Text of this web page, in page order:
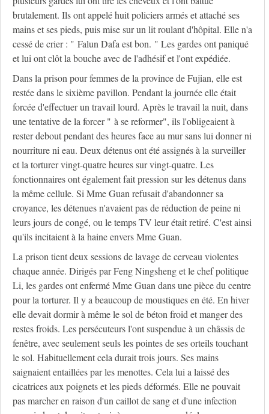
brutalement. Ils ont appelé huit policiers armés et attaché ses
mains et ses pieds, puis mise sur un lit roulant d'hôpital. Elle n'a
cessé de crier : " Falun Dafa est bon. " Les gardes ont paniqué
et lui ont clôt la bouche avec de l'adhésif et l'ont expédiée.
Dans la prison pour femmes de la province de Fujian, elle est
restée dans le sixième pavillon. Pendant la journée elle était
forcée d'effectuer un travail lourd. Après le travail la nuit, dans
une tentative de la forcer " à se reformer", ils l'obligeaient à
rester debout pendant des heures face au mur sans lui donner ni
nourriture ni eau. Deux détenus ont été assignés à la surveiller
et la torturer vingt-quatre heures sur vingt-quatre. Les
fonctionnaires ont également fait pression sur les détenus dans
la même cellule. Si Mme Guan refusait d'abandonner sa
croyance, les détenues n'avaient pas de réduction de peine ni
leurs jours de congé, ou le temps TV leur était retiré. C'est ainsi
qu'ils incitaient à la haine envers Mme Guan.
La prison tient deux sessions de lavage de cerveau violentes
chaque année. Dirigés par Feng Ningsheng et le chef politique
Li, les gardes ont enfermé Mme Guan dans une pièce du centre
pour la torturer. Il y a beaucoup de moustiques en été. En hiver
elle devait dormir à même le sol de béton froid et manger des
restes froids. Les persécuteurs l'ont suspendue à un châssis de
fenêtre, avec seulement seuls les pointes de ses orteils touchant
le sol. Habituellement cela durait trois jours. Ses mains
saignaient entaillées par les menottes. Cela lui a laissé des
cicatrices aux poignets et les pieds déformés. Elle ne pouvait
pas marcher en raison d'un caillot de sang et d'une infection